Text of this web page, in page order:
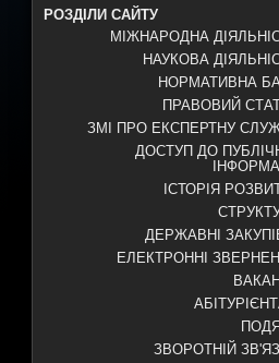
РОЗДІЛИ САЙТУ
МІЖНАРОДНА
НАУКОВА
НОРМАТИВНА
ПРАВОВИЙ
ЗМІ ПРО ЕКСПЕРТНУ
ДОСТУП ДО
ІСТОРІЯ
ДЕРЖАВНІ
ЕЛЕКТРОННІ
ЗВОРОТНІЙ